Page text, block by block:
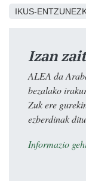
IKUS-
Izan
ALEA da
bezalako
Zuk ere
ezberdinak
Informazio